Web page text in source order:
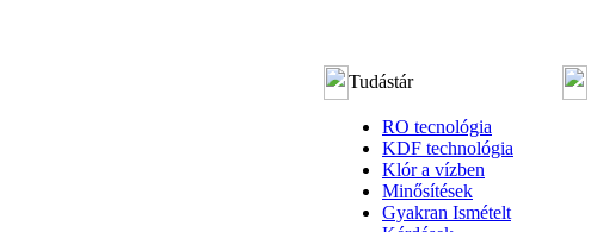
Tudástár
RO tecnológia
KDF technológia
Klór a vízben
Minősítések
Gyakran Ismételt